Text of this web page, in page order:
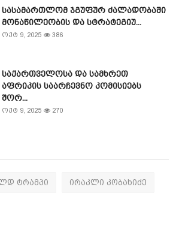
სასამართლომ ჯგუფურ ძალადობაში
მონაწილეობის და სტრატეგიუ...
ოქტ 9, 2025 386
საქართველოსა და სამხრეთ
აფრიკის საარჩევნო კომისიებს
შორ...
ოქტ 9, 2025 270
ტრამპი ირაკლი კობახიძე